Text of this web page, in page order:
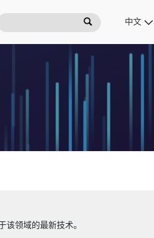
该领域的最新技术。